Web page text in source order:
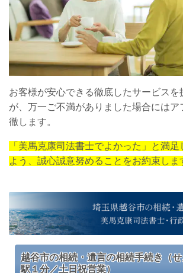
お客様が安心できる徹底したサービスを
が、万一ご不満がありました場合にはア
徹します。
「美馬克康司法書士でよかった」と満
よう、誠心誠意努めることをお約束しま
越谷市の相続・遺言の相続手続き（
駅１分／土日祝営業）